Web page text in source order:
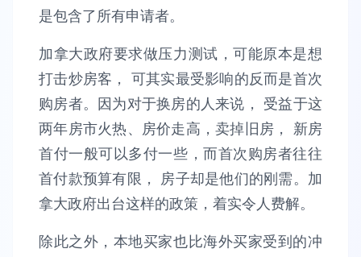
是包含了所有申请者。
加拿大政府要求做压力测试，可能原本是想
打击炒房客， 可其实最受影响的反而是首次
购房者。因为对于换房的人来说， 受益于这
两年房市火热、房价走高，卖掉旧房， 新房
首付一般可以多付一些，而首次购房者往往
首付款预算有限， 房子却是他们的刚需。加
拿大政府出台这样的政策，着实令人费解。
除此之外，本地买家也比海外买家受到的冲